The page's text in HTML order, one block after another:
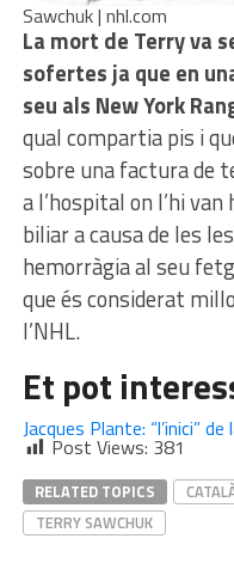
Sawchuk | nhl.com
La mort de Terry va
sofertes ja que en
seu als New York
qual compartia pis i
sobre una factura de
a l’hospital on l’hi
biliar a causa de les
hemorràgia al seu
que és considerat
l’NHL.
Et pot
Jacques Plante: “l’inici”
Post Views: 381
RELATED TOPICS
TERRY SAWCHUK